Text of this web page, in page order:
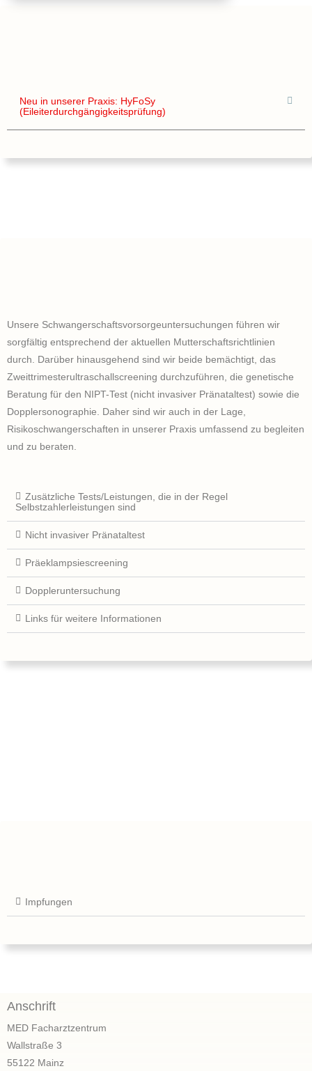
Neu in unserer Praxis: HyFoSy
(Eileiterdurchgängigkeitsprüfung)
Unsere Schwangerschaftsvorsorgeuntersuchungen führen wir
sorgfältig entsprechend der aktuellen Mutterschaftsrichtlinien
durch. Darüber hinausgehend sind wir beide bemächtigt, das
Zweittrimesterultraschallscreening durchzuführen, die genetische
Beratung für den NIPT-Test (nicht invasiver Pränataltest) sowie die
Dopplersonographie. Daher sind wir auch in der Lage,
Risikoschwangerschaften in unserer Praxis umfassend zu begleiten
und zu beraten.
Zusätzliche Tests/Leistungen, die in der Regel
Selbstzahlerleistungen sind
Nicht invasiver Pränataltest
Präeklampsiescreening
Doppleruntersuchung
Links für weitere Informationen
Impfungen
Anschrift
MED Facharztzentrum
Wallstraße 3
55122 Mainz